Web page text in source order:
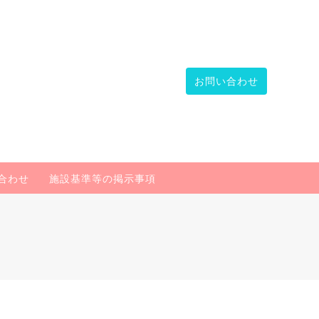
お問い合わせ
わせ 施設基準等の掲示事項